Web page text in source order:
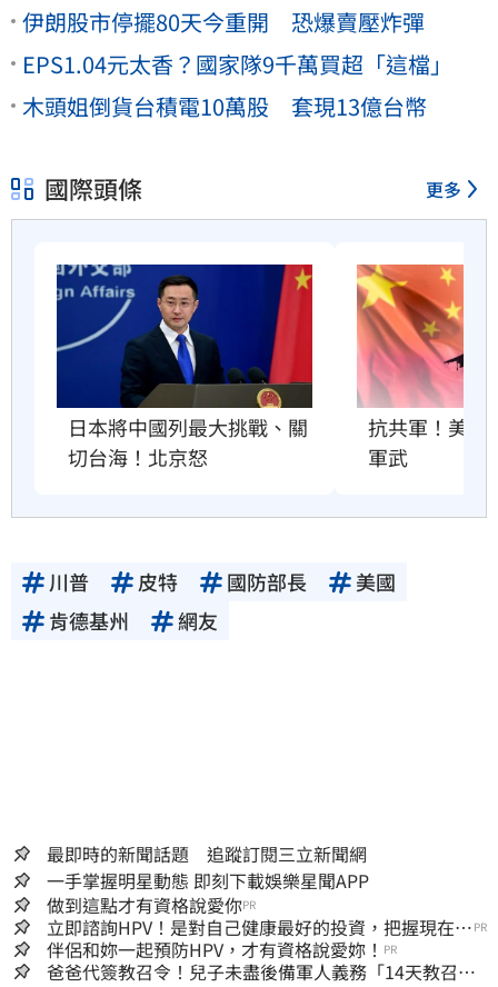
伊朗股市停擺80天今重開 恐爆賣壓炸彈
EPS1.04元太香？國家隊9千萬買超「這檔」
木頭姐倒貨台積電10萬股 套現13億台幣
國際頭條 更多
日本將中國列最大挑戰、關
切台海！北京怒
抗共軍！美國
軍武
川普 皮特 國防部長
美國
肯德基州
網友
最即時的新聞話題 追蹤訂閱三立新聞網
一手掌握明星動態 即刻下載娛樂星聞APP
做到這點才有資格說愛你PR
立即諮詢HPV！是對自己健康最好的投資，把握現在不
嫌晚！
PR
伴侶和妳一起預防HPV，才有資格說愛妳！ PR
爸爸代簽教召令！兒子未盡後備軍人義務「14天教召不